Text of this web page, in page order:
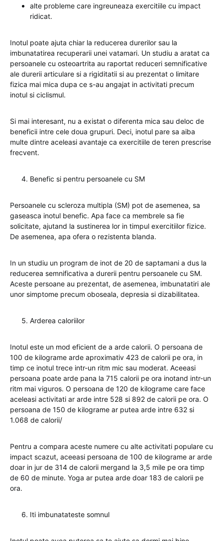
alte probleme care ingreuneaza exercitiile cu impact
ridicat.
Inotul poate ajuta chiar la reducerea durerilor sau la
imbunatatirea recuperarii unei vatamari. Un studiu a aratat ca
persoanele cu osteoartrita au raportat reduceri semnificative
ale durerii articulare si a rigiditatii si au prezentat o limitare
fizica mai mica dupa ce s-au angajat in activitati precum
inotul si ciclismul.
Si mai interesant, nu a existat o diferenta mica sau deloc de
beneficii intre cele doua grupuri. Deci, inotul pare sa aiba
multe dintre aceleasi avantaje ca exercitiile de teren prescrise
frecvent.
Benefic si pentru persoanele cu SM
Persoanele cu scleroza multipla (SM) pot de asemenea, sa
gaseasca inotul benefic. Apa face ca membrele sa fie
solicitate, ajutand la sustinerea lor in timpul exercitiilor fizice.
De asemenea, apa ofera o rezistenta blanda.
In un studiu un program de inot de 20 de saptamani a dus la
reducerea semnificativa a durerii pentru persoanele cu SM.
Aceste persoane au prezentat, de asemenea, imbunatatiri ale
unor simptome precum oboseala, depresia si dizabilitatea.
Arderea caloriilor
Inotul este un mod eficient de a arde calorii. O persoana de
100 de kilograme arde aproximativ 423 de calorii pe ora, in
timp ce inotul trece intr-un ritm mic sau moderat. Aceeasi
persoana poate arde pana la 715 calorii pe ora inotand intr-un
ritm mai viguros. O persoana de 120 de kilograme care face
aceleasi activitati ar arde intre 528 si 892 de calorii pe ora. O
persoana de 150 de kilograme ar putea arde intre 632 si
1.068 de calorii/
Pentru a compara aceste numere cu alte activitati populare cu
impact scazut, aceeasi persoana de 100 de kilograme ar arde
doar in jur de 314 de calorii mergand la 3,5 mile pe ora timp
de 60 de minute. Yoga ar putea arde doar 183 de calorii pe
ora.
Iti imbunatateste somnul